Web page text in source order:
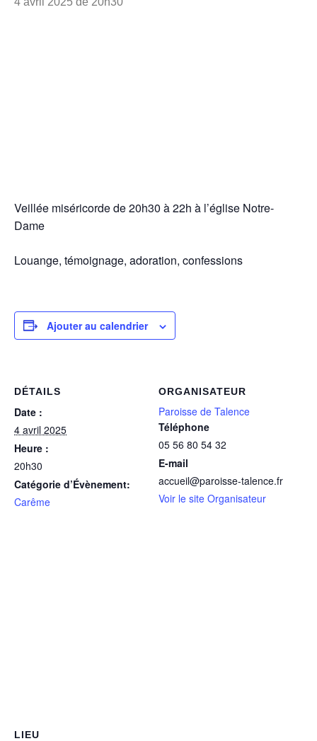
Veillée miséricorde de 20h30 à 22h à l’église Notre-
Dame
Louange, témoignage, adoration, confessions
Ajouter au calendrier
DÉTAILS
Date :
4 avril 2025
Heure :
20h30
Catégorie d’Évènement:
Carême
ORGANISATEUR
Paroisse de Talence
Téléphone
05 56 80 54 32
E-mail
accueil@paroisse-talence.fr
Voir le site Organisateur
LIEU